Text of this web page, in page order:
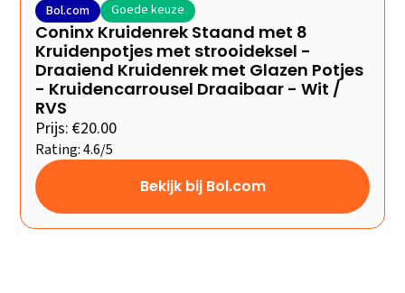
Bol.com Goede keuze
Coninx Kruidenrek Staand met 8
Kruidenpotjes met strooideksel -
Draaiend Kruidenrek met Glazen Potjes
- Kruidencarrousel Draaibaar - Wit /
RVS
Prijs: €20.00
Rating: 4.6/5
Bekijk bij Bol.com